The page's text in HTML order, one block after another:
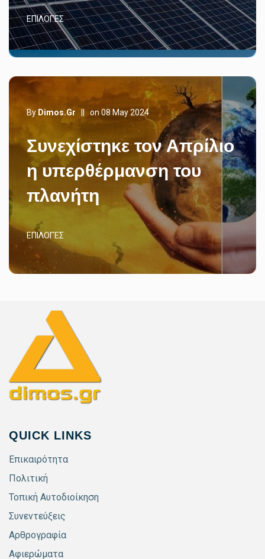
ΕΠΙΛΟΓΈΣ
By Dimos.gr on 08 May 2024
Συνεχίστηκε τον Απρίλιο
η υπερθέρμανση του
πλανήτη
ΕΠΙΛΟΓΈΣ
QUICK LINKS
Επικαιρότητα
Πολιτική
Τοπική Αυτοδιοίκηση
Συνεντεύξεις
Αρθρογραφία
Αφιερώματα